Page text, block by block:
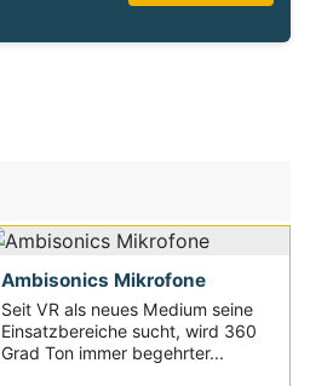
Ambisonics Mikrofone
Seit VR als neues Medium seine
Einsatzbereiche sucht, wird 360
Grad Ton immer begehrter...